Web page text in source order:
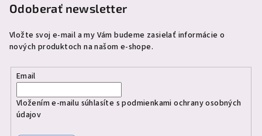
Odoberať newsletter
Vložte svoj e-mail a my Vám budeme zasielať informácie o
nových produktoch na našom e-shope.
Email
Vložením e-mailu súhlasíte spodmienkami ochrany osobných
údajov